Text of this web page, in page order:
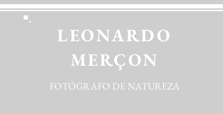
LEONARDO
MERÇON
FOTÓGRAFO DE NATUREZA